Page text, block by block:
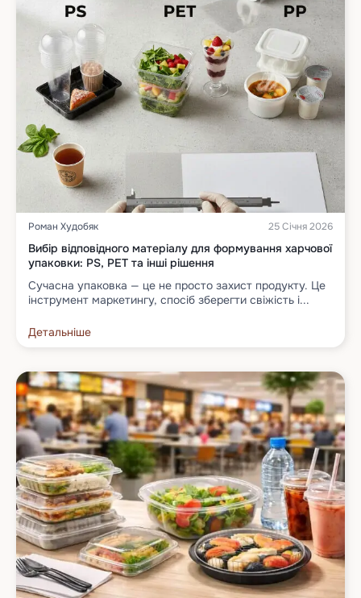
Роман Худобяк 25 Січня 2026
Вибір відповідного матеріалу для формування харчової
упаковки: PS, PET та інші рішення
Сучасна упаковка — це не просто захист продукту. Це
інструмент маркетингу, спосіб зберегти свіжість і...
Детальніше